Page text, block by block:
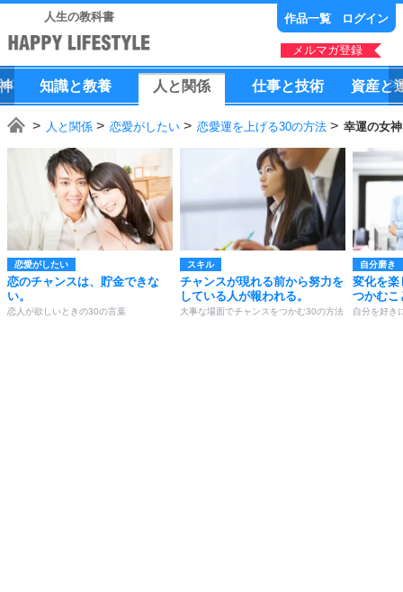
人生の教科書 作品一覧 ログイン
メルマガ登録
知識と教養 人 と 関係 仕事と技術 資産と
人と関係 恋愛がしたい 恋愛運を上げる30の方法 幸運の女
恋愛がしたい
恋のチャンスは、貯金できな
い。
恋人が欲しいときの30の言葉
スキル
チャンスが現れる前から努力を
している人が報われる。
大事な場面でチャンスをつかむ30の方法
自分磨き
変化を楽
つかむこ
自分を好き